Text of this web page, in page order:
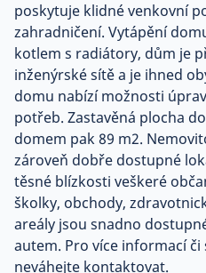
poskytuje klidné venkovní
zahradničení. Vytápění
kotlem s radiátory, dům je
inženýrské sítě a je ihned
domu nabízí možnosti
potřeb. Zastavěná plocha
domem pak 89 m2.
zároveň dobře dostupné
těsné blízkosti veškeré
školky, obchody,
areály jsou snadno
autem. Pro více informací
neváhejte kontaktovat.